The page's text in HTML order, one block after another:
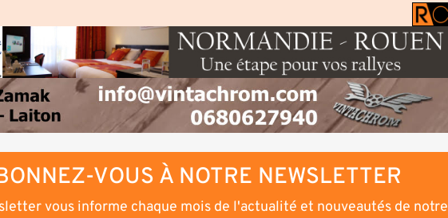
VOUS À NOTRE NEWSLETTER
vous informe chaque mois de l'actualité et nouveautés de notre